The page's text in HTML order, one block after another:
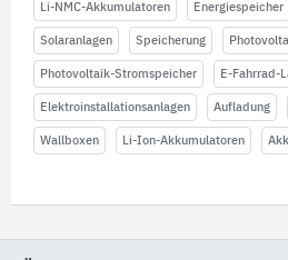
Li-NMC-Akkumulatoren Energiespeicher
Solaranlagen Speicherung
Photovoltaik-Stromspeicher E-Fahrrad-
Elektroinstallationsanlagen Aufladung
Wallboxen Li-Ion-Akkumulatoren